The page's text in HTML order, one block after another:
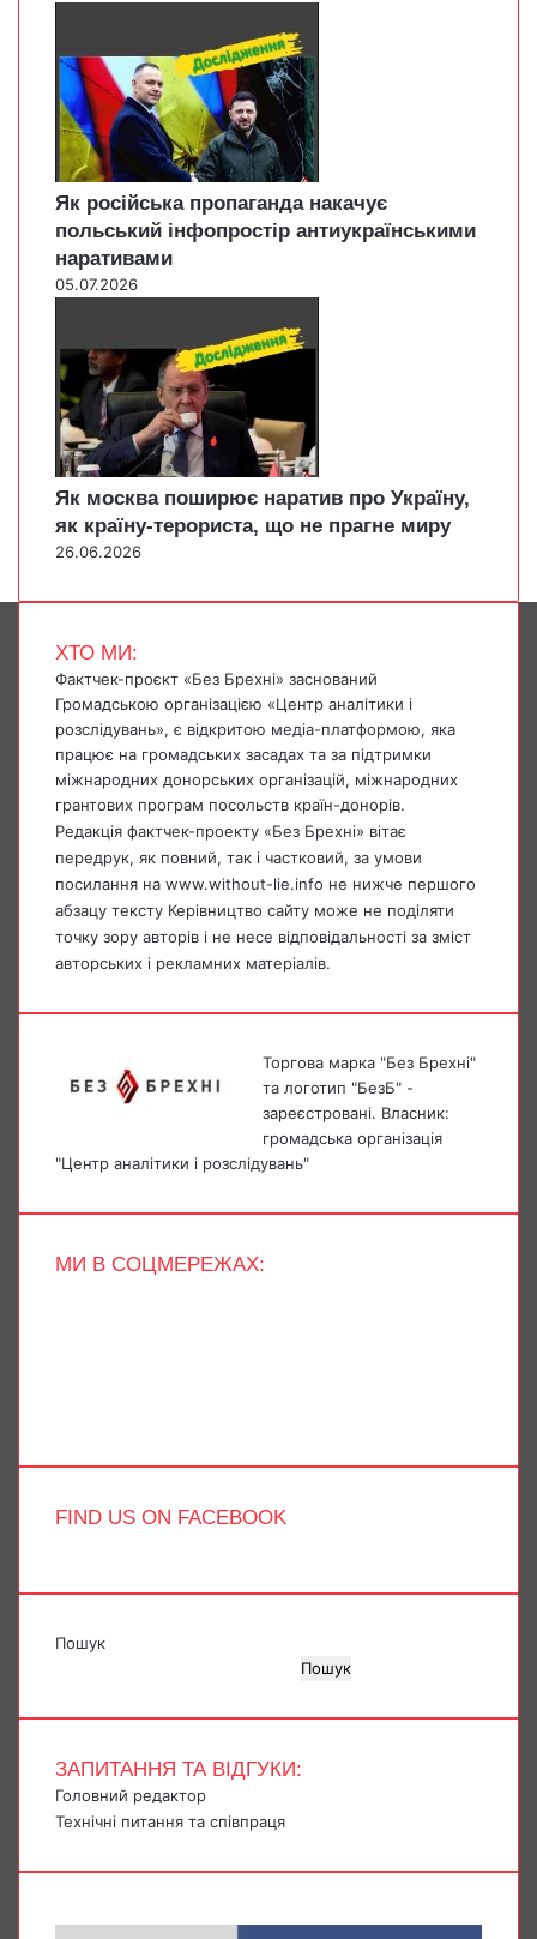
Як російська пропаганда накачує
польський інфопростір антиукраїнськими
наративами
05.07.2026
Як москва поширює наратив про Україну,
як країну-терориста, що не прагне миру
26.06.2026
ХТО МИ:
Фактчек-проєкт «Без Брехні» заснований
Громадською організацією «Центр аналітики і
розслідувань», є відкритою медіа-платформою, яка
працює на громадських засадах та за підтримки
міжнародних донорських організацій, міжнародних
грантових програм посольств країн-донорів.
Редакція фактчек-проекту «Без Брехні» вітає
передрук, як повний, так і частковий, за умови
посилання на www.without-lie.info не нижче першого
абзацу тексту Керівництво сайту може не поділяти
точку зору авторів і не несе відповідальності за зміст
авторських і рекламних матеріалів.
Торгова марка "Без Брехні"
та логотип "БезБ" -
зареєстровані. Власник:
громадська організація
"Центр аналітики і розслідувань"
МИ В СОЦМЕРЕЖАХ:
FIND US ON FACEBOOK
Пошук
Пошук
ЗАПИТАННЯ ТА ВІДГУКИ:
Головний редактор
Технічні питання та співпраця